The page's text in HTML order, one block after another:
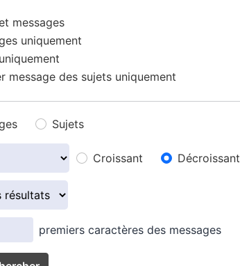
messages
uniquement
message des sujets uniquement
Sujets
Croissant Décroissant
premiers caractères des messages